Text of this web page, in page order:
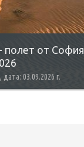
полет от София
03.09.2026 г.